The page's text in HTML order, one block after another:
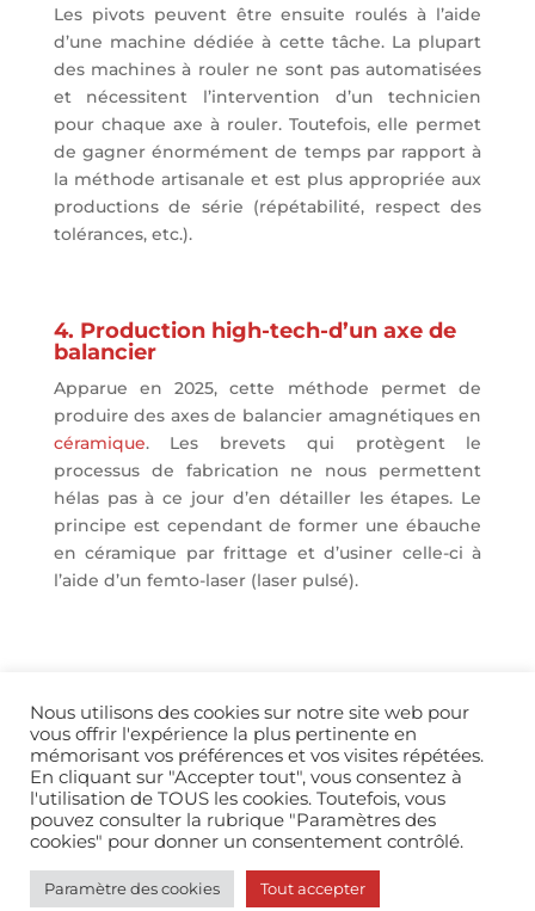
Les pivots peuvent être ensuite roulés à l’aide
d’une machine dédiée à cette tâche. La plupart
des machines à rouler ne sont pas automatisées
et nécessitent l’intervention d’un technicien
pour chaque axe à rouler. Toutefois, elle permet
de gagner énormément de temps par rapport à
la méthode artisanale et est plus appropriée aux
productions de série (répétabilité, respect des
tolérances, etc.).
4. Production high-tech-d’un axe de
balancier
Apparue en 2025, cette méthode permet de
produire des axes de balancier amagnétiques en
céramique. Les brevets qui protègent le
processus de fabrication ne nous permettent
hélas pas à ce jour d’en détailler les étapes. Le
principe est cependant de former une ébauche
en céramique par frittage et d’usiner celle-ci à
l’aide d’un femto-laser (laser pulsé).
Retour au menu
info@horopedia.org
Mentions légales
Nous utilisons des cookies sur notre site web pour
vous offrir l'expérience la plus pertinente en
mémorisant vos préférences et vos visites répétées.
En cliquant sur "Accepter tout", vous consentez à
l'utilisation de TOUS les cookies. Toutefois, vous
pouvez consulter la rubrique "Paramètres des
cookies" pour donner un consentement contrôlé.
Paramètre des cookies Tout accepter